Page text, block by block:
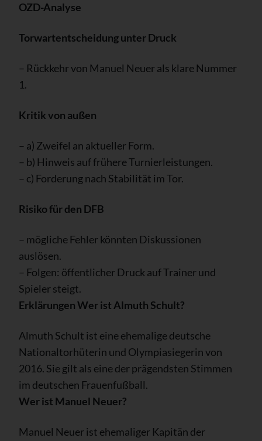
OZD-Analyse
Torwartentscheidung unter Druck
– Rückkehr von Manuel Neuer als klare Nummer
1.
Kritik von außen
– a) Zweifel an aktueller Form.
– b) Hinweis auf frühere Turnierleistungen.
– c) Forderung nach Stabilität im Tor.
Risiko für den DFB
– mögliche Fehler könnten Diskussionen
auslösen.
– Folgen: öffentlicher Druck auf Trainer und
Spieler steigt.
ErklärungenWer ist Almuth Schult?
Almuth Schult ist eine ehemalige deutsche
Nationaltorhüterin und Olympiasiegerin von
2016. Sie gilt als eine der prägendsten Stimmen
im deutschen Frauenfußball.
Wer ist Manuel Neuer?
Manuel Neuer ist ehemaliger Kapitän der